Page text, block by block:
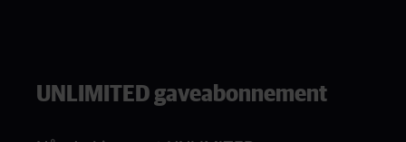
UNLIMITED gaveabonnement